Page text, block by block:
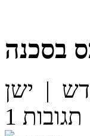
בסכנה
| ישן
1 תגובות